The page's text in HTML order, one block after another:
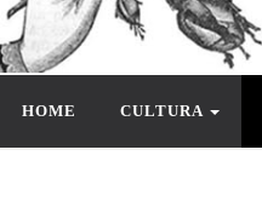
HOME CULTURA